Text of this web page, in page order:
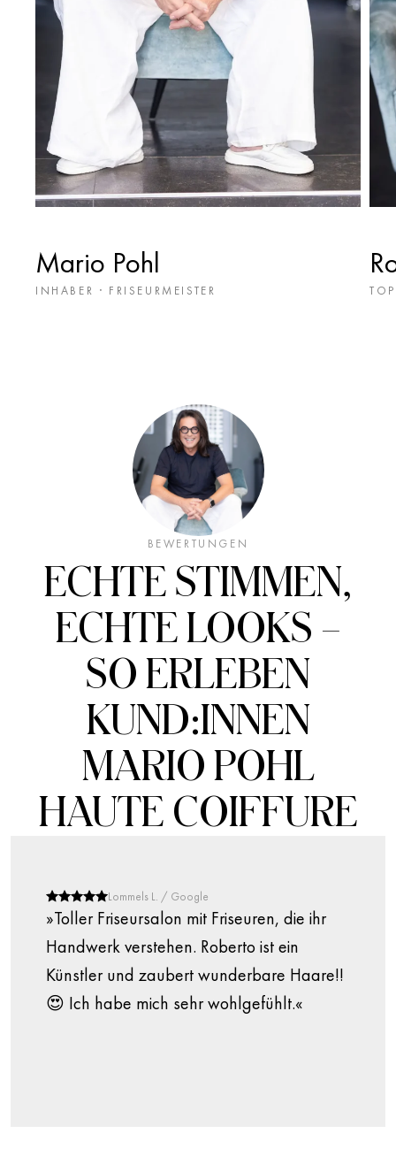
Mario Pohl
INHABER · FRISEURMEISTER
BEWERTUNGEN
ECHTE STIMMEN,
ECHTE LOOKS –
SO ERLEBEN
KUND:INNEN
MARIO POHL
HAUTE COIFFURE
Lommels L. / Google
»Toller Friseursalon mit Friseuren, die ihr
Handwerk verstehen. Roberto ist ein
Künstler und zaubert wunderbare Haare!!
😍 Ich habe mich sehr wohlgefühlt.«